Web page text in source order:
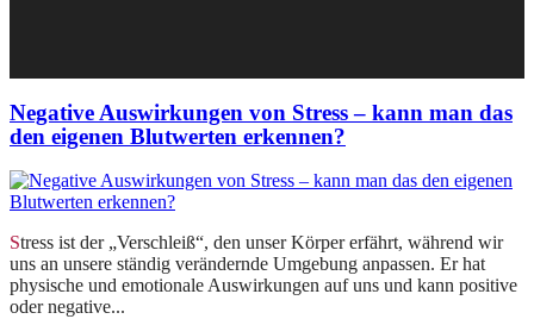
Negative Auswirkungen von Stress – kann man das
den eigenen Blutwerten erkennen?
Stress ist der „Verschleiß“, den unser Körper erfährt, während wir
uns an unsere ständig verändernde Umgebung anpassen. Er hat
physische und emotionale Auswirkungen auf uns und kann positive
oder negative...